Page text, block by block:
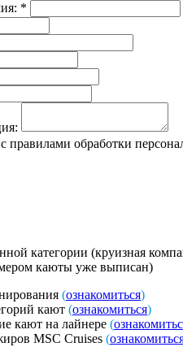
*
правилами обработки
категории (круизная
каюты уже выписан)
(ознакомиться)
кают (ознакомиться)
кают на лайнере (
MSC Cruises (